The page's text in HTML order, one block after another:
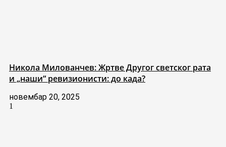
Никола Милованчев: Жртве Другог светског рата
и „наши“ ревизионисти: до када?
новембар 20, 2025